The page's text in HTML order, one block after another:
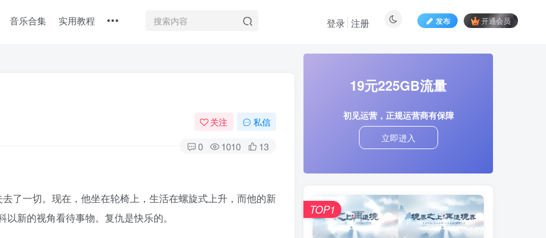
音乐合集 实用教程 发布 开通会员
登录 注册
关注 私信
0 1010 13
一切。现在，他坐在轮椅上，生活在螺旋式上升，而他的新
新的视角看待事物。复仇是快乐的。
19元225GB流量
初见运营，正规运营商有保障
立即进入
TOP1